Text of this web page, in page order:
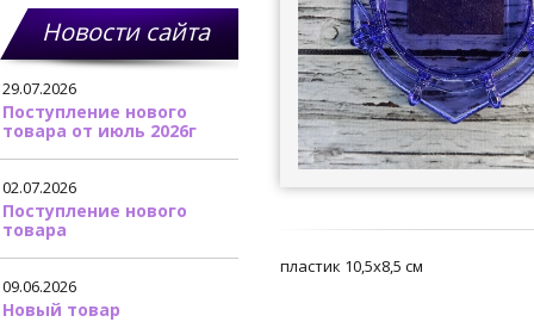
Новости сайта
29.07.2026
Поступление нового
товара от июль 2026г
02.07.2026
Поступление нового
товара
09.06.2026
Новый товар
пластик 10,5х8,5 см